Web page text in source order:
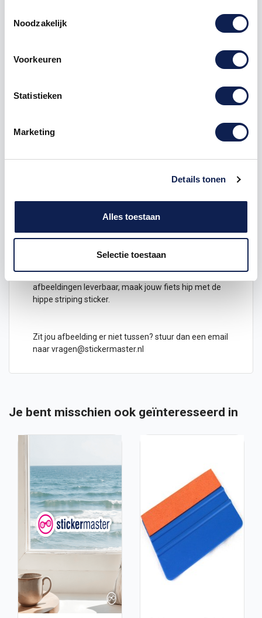
Noodzakelijk
Voorkeuren
Statistieken
Marketing
Details tonen
Alles toestaan
Selectie toestaan
kan
er gekozen worden.
glansfolie, matte folie, carbonfolie, reflecterend folie,
Heeft u deze sticker niet nodig voor uw frame? Wij
van de drie kleuren bovenaan en u kunt de 'sticker'
makkelijk aanbrengen op uw shirt met een strijkijzer!
aangeleverd. Wij voorzien de framestickers van
eenvoudig aan te brengen is.
worden voor een kinderfiets, bmx, crossfiets,
mountainbike, racefiets.
Striping fietssticker met alle verschillende
afbeeldingen leverbaar, maak jouw fiets hip met de
hippe striping sticker.
Zit jou afbeelding er niet tussen? stuur dan een email
naarvragen@stickermaster.nl
Je bent misschien ook geïnteresseerd in